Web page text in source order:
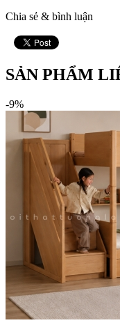
Chia sẻ & bình luận
SẢN PHẨM
-9%